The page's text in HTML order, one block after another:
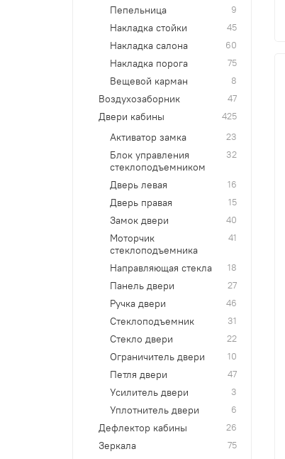
Пепельница 9
Накладка стойки 45
Накладка салона 60
Накладка порога 75
Вещевой карман 8
Воздухозаборник 47
Двери кабины 425
Активатор замка 23
Блок управления
стеклоподъемником
32
Дверь левая 16
Дверь правая 15
Замок двери 40
Моторчик
стеклоподъемника
41
Направляющая стекла 18
Панель двери 27
Ручка двери 46
Стеклоподъемник 31
Стекло двери 22
Ограничитель двери 10
Петля двери 47
Усилитель двери 3
Уплотнитель двери 6
Дефлектор кабины 26
Зеркала 75